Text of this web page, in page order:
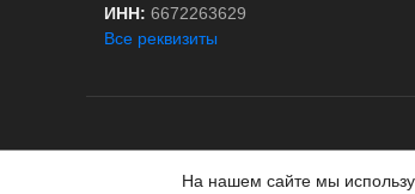
ИНН: 6672263629
Все реквизиты
Все права защищены © 2020ГК
Данный сайт не является
На нашем сайте мы